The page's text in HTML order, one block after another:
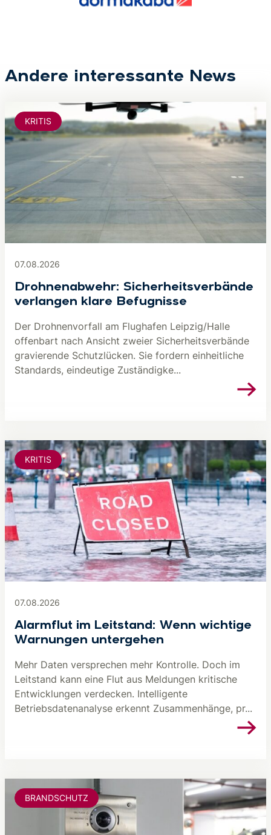
Andere interessante News
07.08.2026
Drohnenabwehr: Sicherheitsverbände
verlangen klare Befugnisse
Der Drohnenvorfall am Flughafen Leipzig/Halle
offenbart nach Ansicht zweier Sicherheitsverbände
gravierende Schutzlücken. Sie fordern einheitliche
Standards, eindeutige Zuständigke...
KRITIS
07.08.2026
Alarmflut im Leitstand: Wenn wichtige
Warnungen untergehen
Mehr Daten versprechen mehr Kontrolle. Doch im
Leitstand kann eine Flut aus Meldungen kritische
Entwicklungen verdecken. Intelligente
Betriebsdatenanalyse erkennt Zusammenhänge, pr...
KRITIS
BRANDSCHUTZ